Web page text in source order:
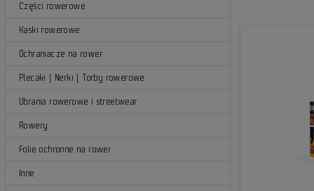
Części rowerowe
Kaski rowerowe
Ochraniacze na rower
Plecaki | Nerki | Torby rowerowe
Ubrania rowerowe i streetwear
Rowery
Folie ochronne na rower
Inne